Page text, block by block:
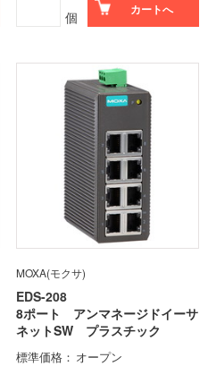
個 カートへ
MOXA(モクサ)
EDS-208
8ポート アンマネージドイーサ
ネットSW プラスチック
標準価格
オープン